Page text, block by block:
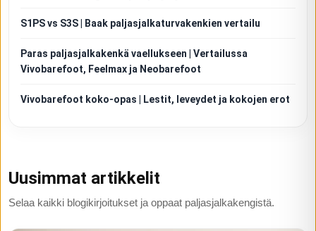
S1PS vs S3S | Baak paljasjalkaturvakenkien vertailu
Paras paljasjalkakenkä vaellukseen | Vertailussa
Vivobarefoot, Feelmax ja Neobarefoot
Vivobarefoot koko-opas | Lestit, leveydet ja kokojen erot
Uusimmat artikkelit
Selaa kaikki blogikirjoitukset ja oppaat paljasjalkakengistä.